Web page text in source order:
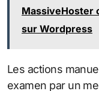
MassiveHoster
sur Wordpress
Les actions
examen par un